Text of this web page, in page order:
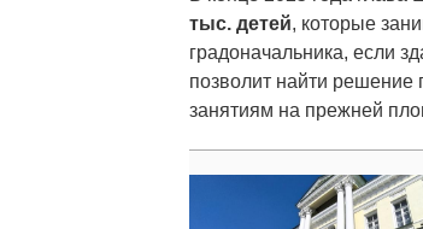
тыс. детей, которые
градоначальника, если
позволит найти решение
занятиям на прежней